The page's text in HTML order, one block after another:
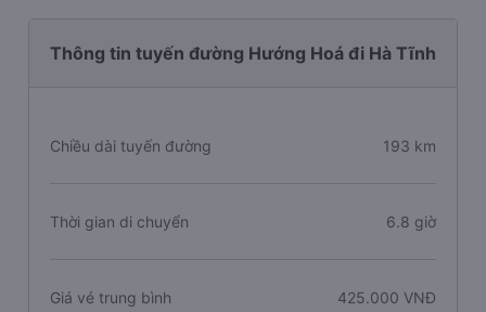
Thông tin tuyến đường Hướng Hoá đi Hà Tĩnh
Chiều dài tuyến đường 193 km
Thời gian di chuyển 6.8 giờ
Giá vé trung bình 425.000 VNĐ